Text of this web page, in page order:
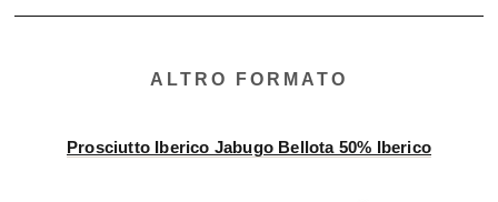
ALTRO FORMATO
Prosciutto Iberico Jabugo Bellota 50% Iberico